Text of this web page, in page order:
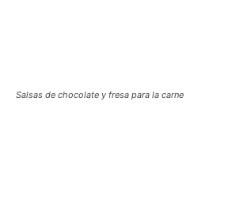
Salsas de chocolate y fresa para la carne